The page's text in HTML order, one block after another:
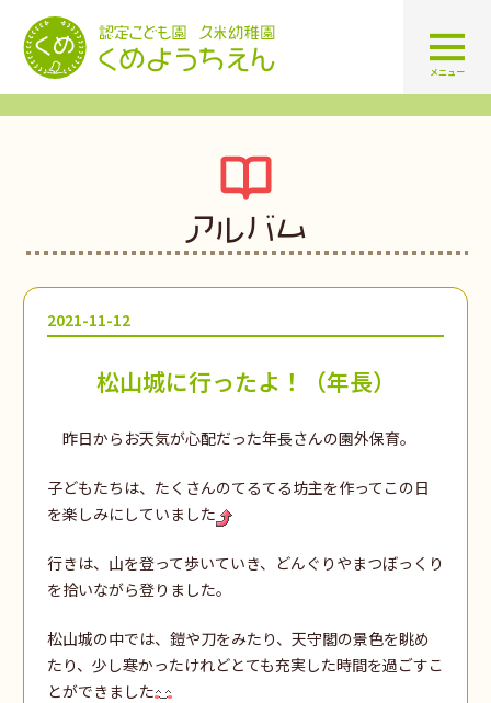
認定こども園 学校法人久米幼
メニュー
アルバム
2021-11-12
松山城に行ったよ！（年長）
昨日からお天気が心配だった年長さんの園外保育。
子どもたちは、たくさんのてるてる坊主を作ってこの日
を楽しみにしていました
行きは、山を登って歩いていき、どんぐりやまつぼっくり
を拾いながら登りました。
松山城の中では、鎧や刀をみたり、天守閣の景色を眺め
たり、少し寒かったけれどとても充実した時間を過ごすこ
とができました